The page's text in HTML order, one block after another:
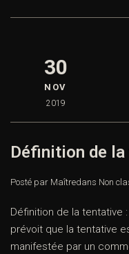
30
NOV
2019
Définition de
Posté par Maîtredans Non
Définition de la tentative
prévoit que la tentative
manifestée par un